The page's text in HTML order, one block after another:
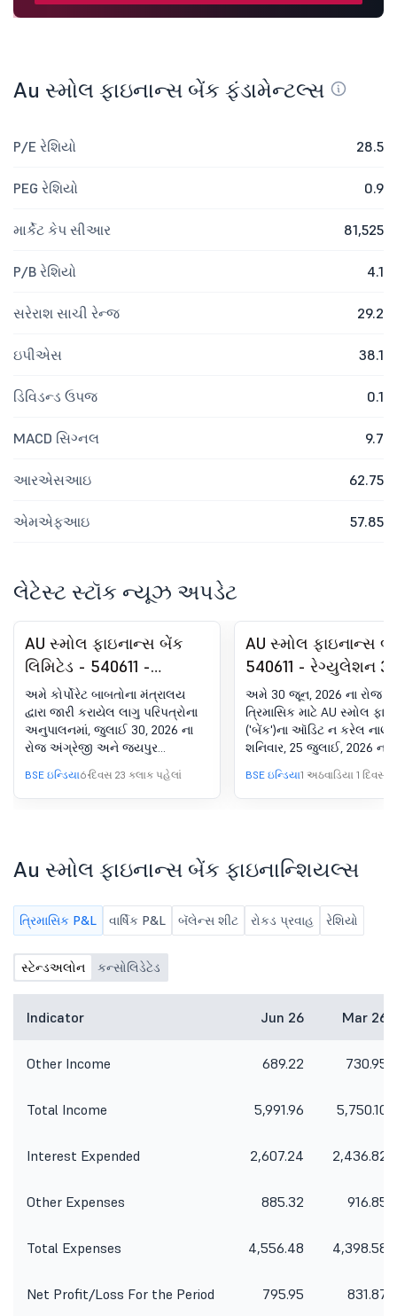
Au સ્મોલ ફાઇનાન્સ બેંક ફંડામેન્ટલ્સ
P/E રેશિયો 28.5
PEG રેશિયો 0.9
માર્કેટ કેપ સીઆર 81,525
P/B રેશિયો 4.1
સરેરાશ સાચી રેન્જ 29.2
ઇપીએસ 38.1
ડિવિડન્ડ ઉપજ 0.1
MACD સિગ્નલ 9.7
આરએસઆઇ 62.75
એમએફઆઇ 57.85
લેટેસ્ટ સ્ટૉક ન્યૂઝ અપડેટ
AU સ્મોલ ફાઇનાન્સ બેંક
લિમિટેડ - 540611 -
રેગ્યુલેશન 30 (LODR) હેઠળ
જાહેરાત - ન્યૂઝપેપર
પબ્લિકેશન
અમે કોર્પોરેટ બાબતોના મંત્રાલય
દ્વારા જારી કરાયેલ લાગુ પરિપત્રોના
અનુપાલનમાં, જુલાઈ 30, 2026 ના
રોજ અંગ્રેજી અને જયપુર
આવૃત્તિમાં બિઝનેસ સ્ટાન્ડર્ડમાં બેંક
દ્વારા પ્રકાશિત અખબારની
જાહેરાતની કૉપી અહીં સબમિટ
નોટિસ પ્રાપ્ત કરવા માટે તેમના
ઇમેઇલ ઍડ્રેસ અપડેટ કરવાની
BSE ઇન્ડિયા6 દિવસ 23 કલાક પહેલાં
AU સ્મોલ ફાઇનાન્સ
540611 - રેગ્યુલેશન
જાહેરાત - કમાણી કૉલ
અમે 30 જૂન, 2026 ના રોજ
ત્રિમાસિક માટે AU સ્મોલ
('બેંક')ના ઑડિટ ન કરેલ
શનિવાર, 25 જુલાઈ, 2026
કૉન્ફરન્સ કૉલની
સબમિટ કરીએ છીએ.
રેગ્યુલેશન 46 ના અનુપાલનમાં,
reports.
BSE ઇન્ડિયા1 અઠવાડિયા 1 દિવસ
Au સ્મોલ ફાઇનાન્સ બેંક ફાઇનાન્શિયલ્સ
ત્રિમાસિક P&L વાર્ષિક P&L બૅલેન્સ શીટ રોકડ પ્રવાહ રેશિયો
સ્ટેન્ડઅલોન કન્સોલિડેટેડ
Indicator Jun 26 Mar 26
Other Income 689.22 730.95
Total Income 5,991.96 5,750.10
Interest Expended 2,607.24 2,436.82
Other Expenses 885.32 916.85
Total Expenses 4,556.48 4,398.58
Net Profit/Loss For the Period 795.95 831.87